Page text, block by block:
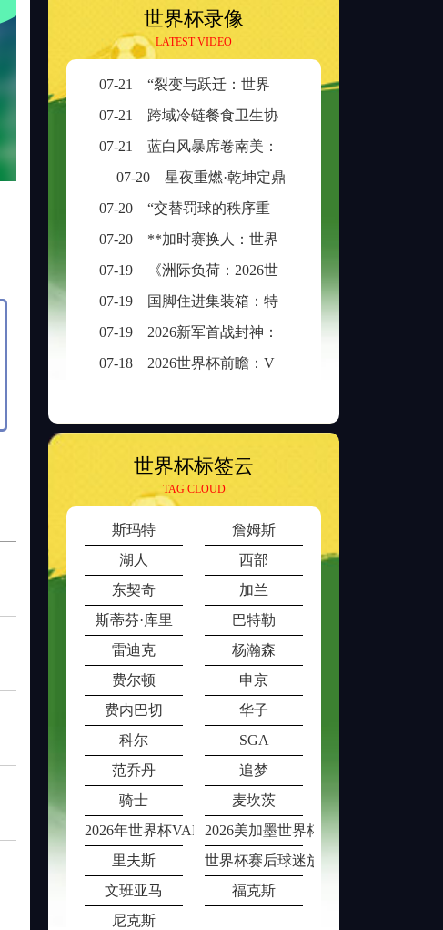
世界杯录像
LATEST VIDEO
07-21
“裂变与跃迁：世界杯扩容时代的边缘崛起与新秩序重塑”
07-21
跨域冷链餐食卫生协同治理：美加墨检疫规则分歧与制度融合策略
07-21
蓝白风暴席卷南美：阿根廷三日不眠，足球王座再耀大陆
07-20
星夜重燃·乾坤定鼎
07-20
“交替罚球的秩序重构：ABBA规则在世界杯中的逻辑困境与制度再平衡”
07-20
**加时赛换人：世界杯生死局的隐形胜负手**
07-19
《洲际负荷：2026世界杯的体能革命与竞技边界重构》
07-19
国脚住进集装箱：特立尼达和多巴哥世界杯备战营地引争议
07-19
2026新军首战封神：冰破一刻，传奇已生
07-18
2026世界杯前瞻：VAR介入时长与判罚时效性的权衡之道
世界杯标签云
TAG CLOUD
斯玛特
詹姆斯
湖人
西部
东契奇
加兰
斯蒂芬·库里
巴特勒
雷迪克
杨瀚森
费尔顿
申京
费内巴切
华子
科尔
SGA
范乔丹
追梦
骑士
麦坎茨
2026年世界杯VAR室在多场比赛同时段
2026美加墨世界杯票价动态调整机制
里夫斯
世界杯赛后球迷放生观赏鱼被猫叼
文班亚马
福克斯
尼克斯